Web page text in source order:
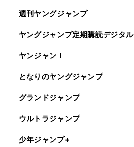
週刊ヤングジャンプ
ヤングジャンプ定期購読デジタル
ヤンジャン！
となりのヤングジャンプ
グランドジャンプ
ウルトラジャンプ
少年ジャンプ+